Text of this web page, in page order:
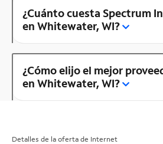
¿Cuánto cuesta Spectrum
en Whitewater, WI?
¿Cómo elijo el mejor
en Whitewater, WI?
Detalles de la oferta de Internet